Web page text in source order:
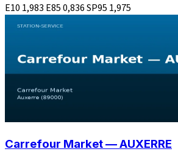
E10 1,983 E850,836SP95 1,975
Carrefour Market — AUXERRE